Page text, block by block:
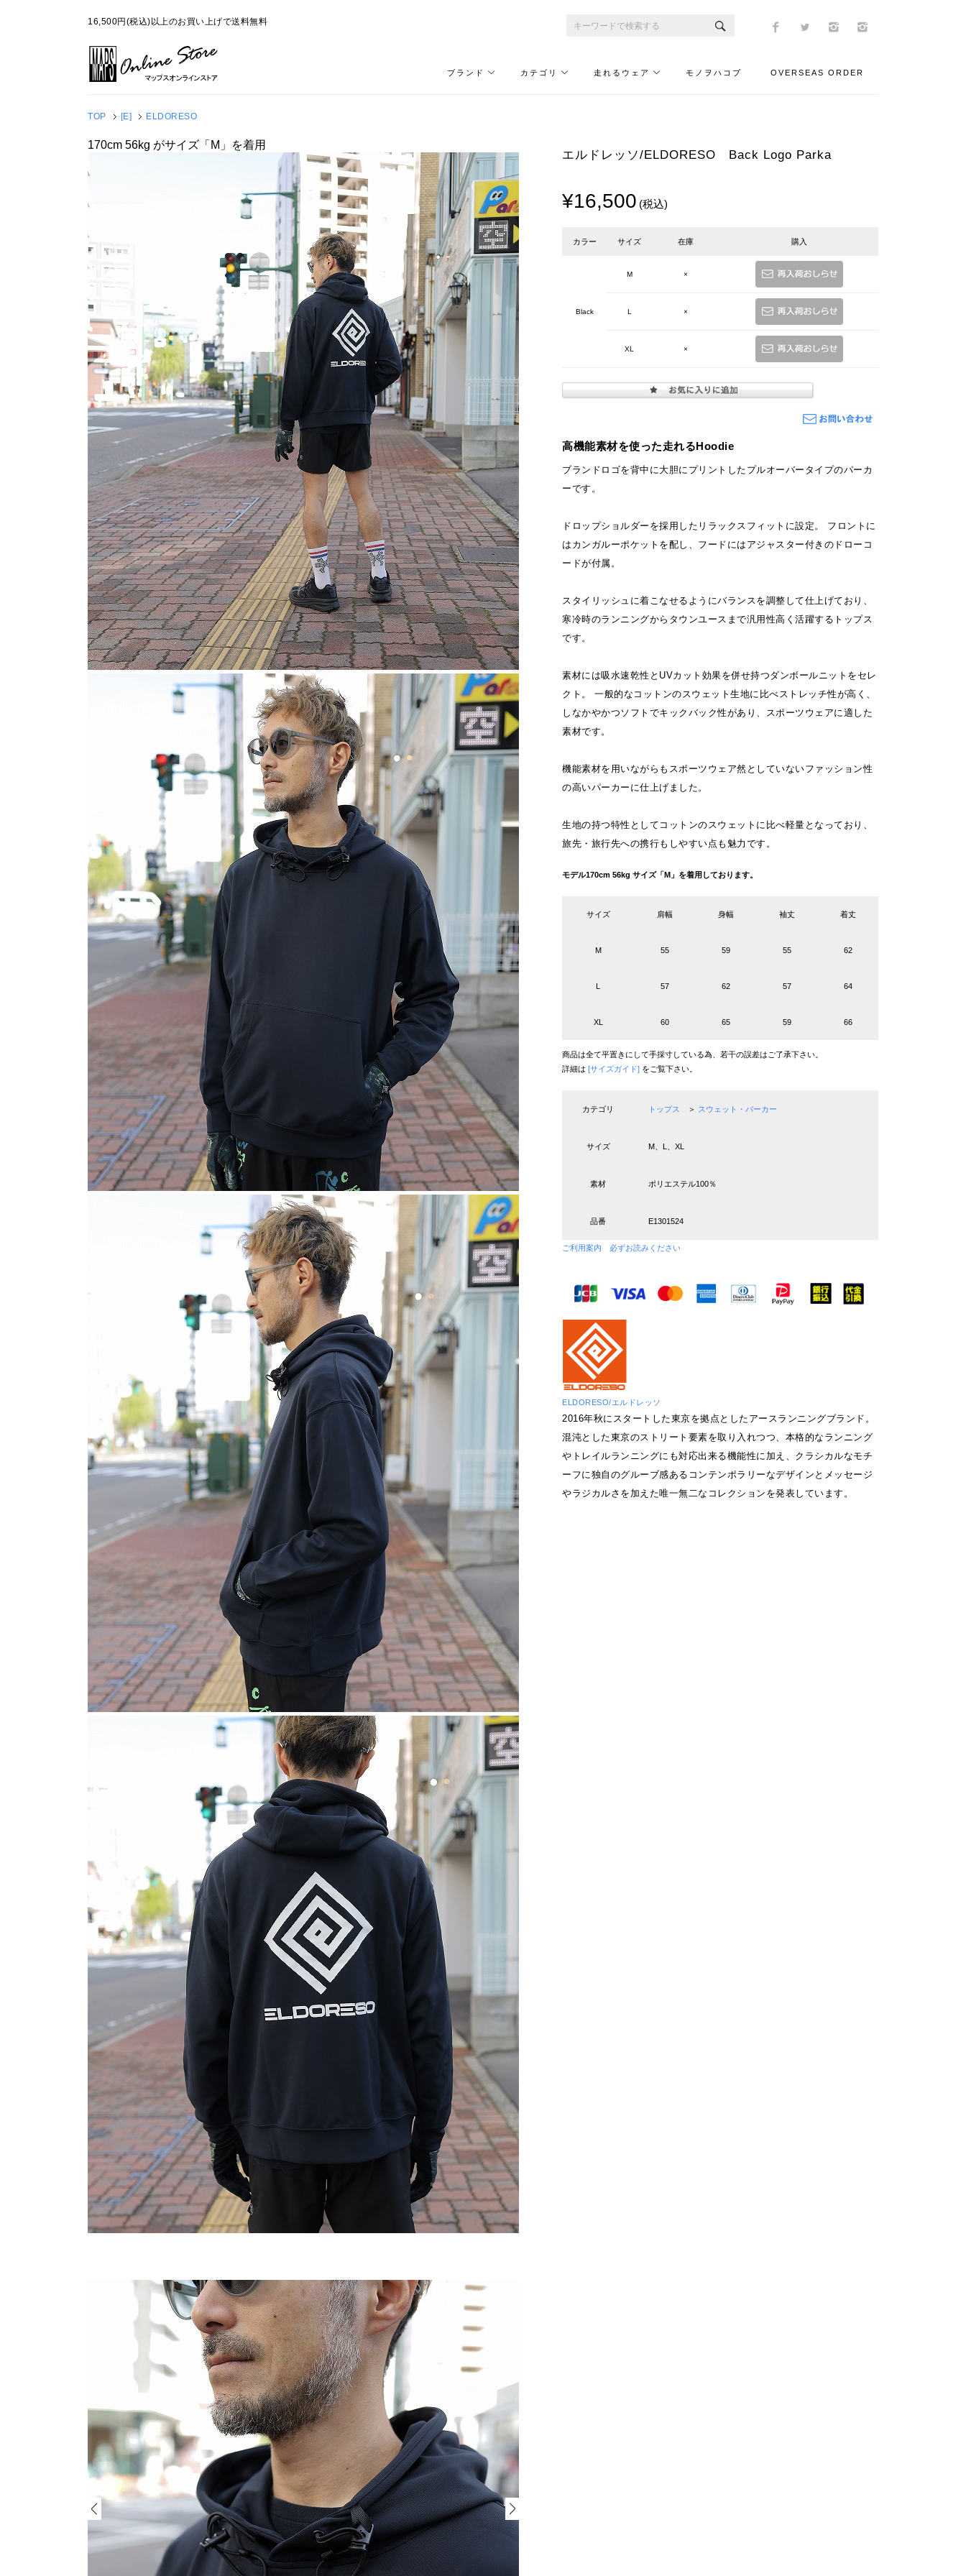
16,500円(税込)以上のお買い上げで送料無料
ブランド カテゴリ 走れるウェア モノヲハコブ OVERSEAS ORDER
TOP [E] ELDORESO
170cm 56kg がサイズ「M」を着用
エルドレッソ/ELDORESO Back Logo Parka
¥16,500 (税込)
カラー サイズ 在庫 購入
Black
M ×
L ×
XL ×
高機能素材を使った走れるHoodie
ブランドロゴを背中に大胆にプリントしたプルオーバータイプのパーカ
ーです。
ドロップショルダーを採用したリラックスフィットに設定。 フロントに
はカンガルーポケットを配し、フードにはアジャスター付きのドローコ
ードが付属。
スタイリッシュに着こなせるようにバランスを調整して仕上げており、
寒冷時のランニングからタウンユースまで汎用性高く活躍するトップス
です。
素材には吸水速乾性とUVカット効果を併せ持つダンボールニットをセレ
クト。 一般的なコットンのスウェット生地に比べストレッチ性が高く、
しなかやかつソフトでキックバック性があり、スポーツウェアに適した
素材です。
機能素材を用いながらもスポーツウェア然としていないファッション性
の高いパーカーに仕上げました。
生地の持つ特性としてコットンのスウェットに比べ軽量となっており、
旅先・旅行先への携行もしやすい点も魅力です。
モデル170cm 56kg サイズ「M」を着用しております。
サイズ 肩幅 身幅 袖丈 着丈
M 55 59 55 62
L 57 62 57 64
XL 60 65 59 66
商品は全て平置きにして手採寸している為、若干の誤差はご了承下さい。
詳細は [サイズガイド] をご覧下さい。
カテゴリ トップス ＞ スウェット・パーカー
サイズ M、L、XL
素材 ポリエステル100％
品番 E1301524
ご利用案内 必ずお読みください
ELDORESO/エルドレッソ
2016年秋にスタートした東京を拠点としたアースランニングブランド。
混沌とした東京のストリート要素を取り入れつつ、本格的なランニング
やトレイルランニングにも対応出来る機能性に加え、クラシカルなモチ
ーフに独自のグルーブ感あるコンテンポラリーなデザインとメッセージ
やラジカルさを加えた唯一無二なコレクションを発表しています。